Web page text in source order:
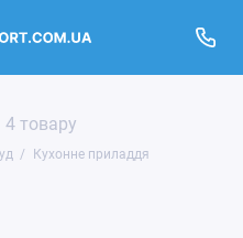
4 товару
Кухонне приладдя